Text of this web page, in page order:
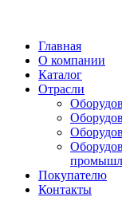
Главная
О компании
Каталог
Отрасли
Покупателю
Контакты